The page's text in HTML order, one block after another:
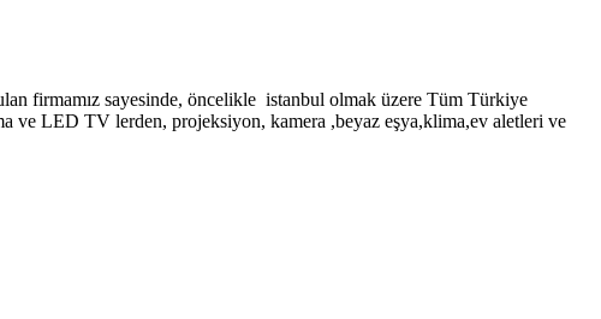
sayesinde, öncelikle istanbul olmak üzere Tüm Türkiye
ve LED TV lerden, projeksiyon, kamera ,beyaz eşya,klima,ev aletleri ve